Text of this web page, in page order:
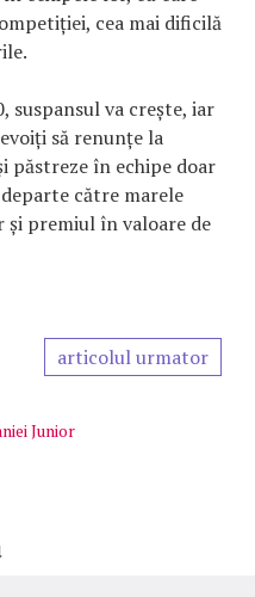
cea mai dificilă
suspansul va crește, iar
să renunțe la
păstreze în echipe doar
către marele
și premiul în valoare de
articolul urmator
Junior